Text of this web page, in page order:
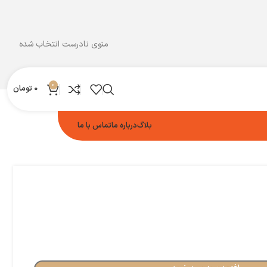
منوی نادرست انتخاب شده
0
0 تومان
بلاگدرباره ماتماس با ما